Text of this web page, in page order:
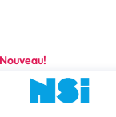
Nouveau!